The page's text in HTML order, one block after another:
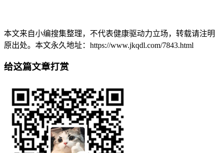
本文来自小编搜集整理，不代表健康驱动力立场，转载请注明
原出处。本文永久地址：https://www.jkqdl.com/7843.html
给这篇文章打赏